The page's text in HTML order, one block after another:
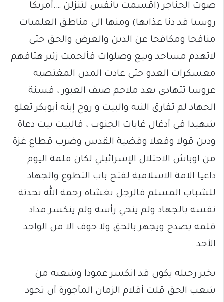
صوت الحناجر (اقسمت يانفس لتنزلن ….أمريكا
روسيا قد دنا عذابها) ومنها الى مناطق العلميات
منافحا ومكافحا عن الدين والعرض والحق حتى
لاتهدم مساجد وبيع وصلوات فألجمت زئير هتافهم
معسكرات العدو حتى عادت المدن المغتصبه
عروسا تتهادى بعد ملاحم صيف العبور ، فسنة
الجهاد لم تفارق النيه والبيت و روح إبنه أبوبكر تعلو
شهيدا فى أدغال غابات الجنوب ، فالبيت بيت دعاة
ودين قولا وفعلا وقضية القدس وضرب قطاع غزة
من اوباش الاحتلال الإسرائيلي لكان قلمة اليوم
داعيا الامة الاسلامية لفتح باب التطوع والجهاد
للشباب المسلم فالرجل تغشاه رحمة الله تحدثة
نفسه بالجهاد ولم ينحي رأسه ولم ينكسر مداد
قلمه يصدح ويجهر بالحق ولا خوف الا من الواحد
الأحد .
بخبر رحيله يكون قد انكسر عمودا وشعبه من
شعب الحق قلت أقلام الزمان المأجورة أن تجود